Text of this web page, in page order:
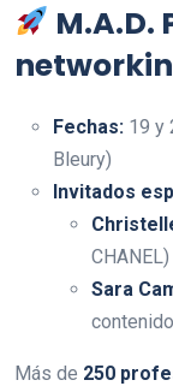
M.A.D.
Fechas: 19 y
Bleury)
Invitados
CHANEL)
Sara
Más de 250